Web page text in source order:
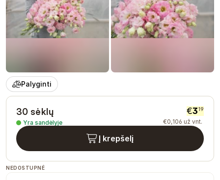
Palyginti
30 sėklų
Yra sandėlyje
€319
€0,106 už vnt.
Į krepšelį
NEDOSTUPNÉ